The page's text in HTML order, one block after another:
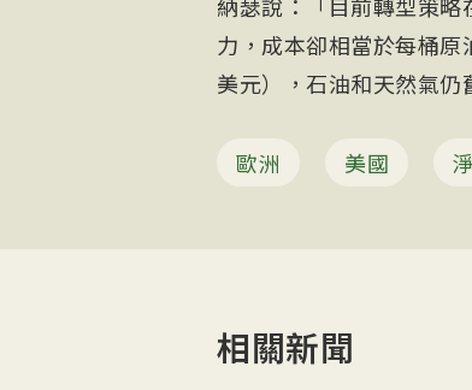
力，成本卻相當於每桶
美元），石油和天然氣
歐洲 美國
相關新聞